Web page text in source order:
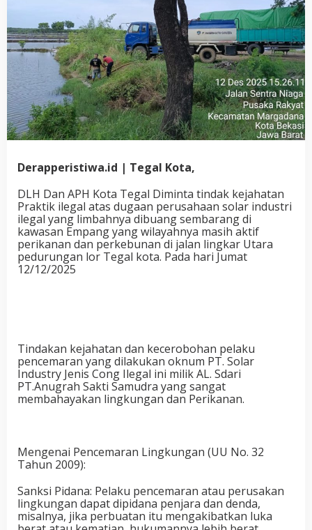
Derapperistiwa.id | Tegal Kota,
DLH Dan APH Kota Tegal Diminta tindak kejahatan
Praktik ilegal atas dugaan perusahaan solar industri
ilegal yang limbahnya dibuang sembarang di
kawasan Empang yang wilayahnya masih aktif
perikanan dan perkebunan di jalan lingkar Utara
pedurungan lor Tegal kota. Pada hari Jumat
12/12/2025
Tindakan kejahatan dan kecerobohan pelaku
pencemaran yang dilakukan oknum PT. Solar
Industry Jenis Cong Ilegal ini milik AL. Sdari
PT.Anugrah Sakti Samudra yang sangat
membahayakan lingkungan dan Perikanan.
Mengenai Pencemaran Lingkungan (UU No. 32
Tahun 2009):
Sanksi Pidana: Pelaku pencemaran atau perusakan
lingkungan dapat dipidana penjara dan denda,
misalnya, jika perbuatan itu mengakibatkan luka